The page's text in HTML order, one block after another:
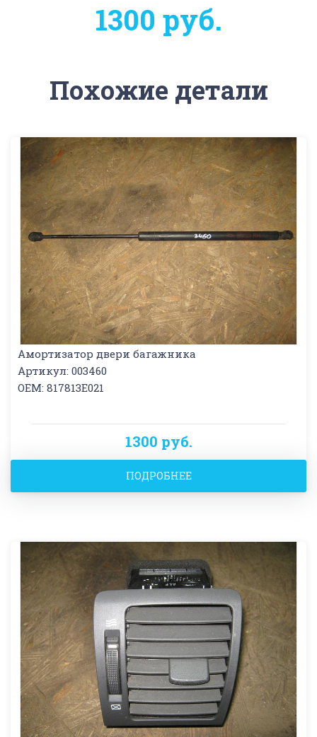
1300 руб.
Похожие детали
Амортизатор двери багажника
Артикул: 003460
OEM: 817813E021
1300 руб.
ПОДРОБНЕЕ